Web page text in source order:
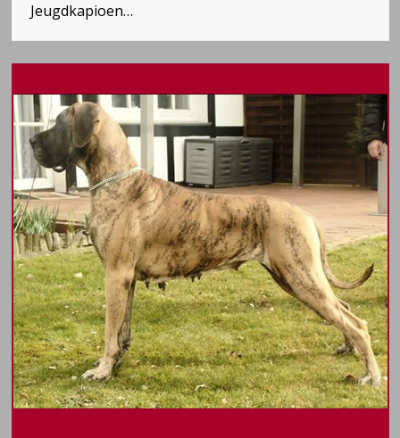
Jeugdkapioen…